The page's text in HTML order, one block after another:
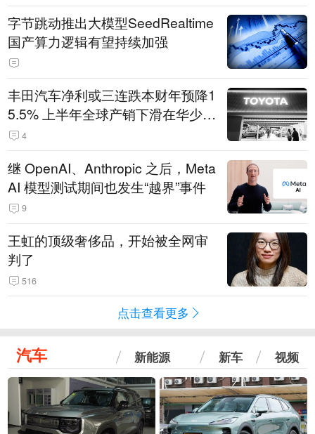
字节跳动推出大模型SeedRealtime
国产算力逻辑有望持续加强
丰田汽车净利或三连跌本财年预降1
5.5% 上半年全球产销下滑在华少卖
14.3万辆
4
继 OpenAI、Anthropic 之后，Meta
AI 模型测试期间也发生“越界”事件
9
王虹的顶级奢侈品，开始被全网审
判了
516
点击查看更多
汽车 新能源 新车 视频